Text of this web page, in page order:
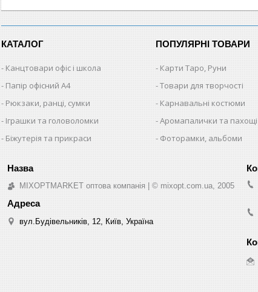
КАТАЛОГ
Канцтовари офіс і школа
Папір офісний A4
Рюкзаки, ранці, сумки
Іграшки та головоломки
Біжутерія та прикраси
ПОПУЛЯРНІ ТОВАРИ
Карти Таро, Руни
Товари для творчості
Карнавальні костюми
Аромапалички та пахощі
Фоторамки, альбоми
MIXOPTMARKET оптова компанія | © mixopt.com.ua, 2005
вул.Будівельників, 12, Київ, Україна